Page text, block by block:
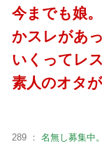
今までも娘
かスレがあ
いくってレ
素人のオタ
289 ： 名無し募集中